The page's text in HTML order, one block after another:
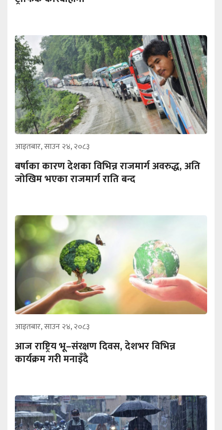
आइतबार, साउन २४, २०८३
बर्षाका कारण देशका विभिन्न राजमार्ग अवरुद्ध, अति
जोखिम भएका राजमार्ग राति बन्द
आइतबार, साउन २४, २०८३
आज राष्ट्रिय भू–संरक्षण दिवस, देशभर विभिन्न
कार्यक्रम गरी मनाइँदै